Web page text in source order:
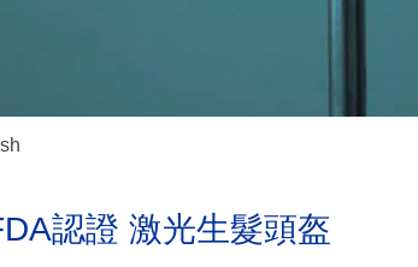
認證 激光生髮頭盔